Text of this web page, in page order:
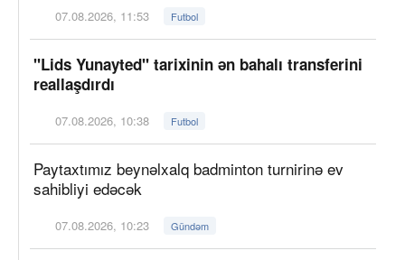
07.08.2026, 11:53 Futbol
"Lids Yunayted" tarixinin ən bahalı transferini
reallaşdırdı
07.08.2026, 10:38 Futbol
Paytaxtımız beynəlxalq badminton turnirinə ev
sahibliyi edəcək
07.08.2026, 10:23 Gündəm